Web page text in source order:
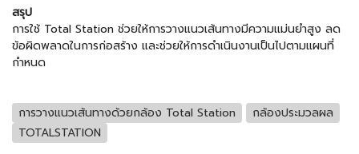
สรุป
การใช้ Total Station ช่วยให้การวางแนวเส้นทางมีความแม่นยำสูง ลด
ข้อผิดพลาดในการก่อสร้าง และช่วยให้การดำเนินงานเป็นไปตามแผนที่
กำหนด
การวางแนวเส้นทางด้วยกล้อง Total Station
กล้องประมวลผล
TOTALSTATION